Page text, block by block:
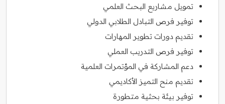
تمويل مشاريع البحث العلمي
توفير فرص التبادل الطلابي الدولي
تقديم دورات تطوير المهارات
توفير فرص التدريب العملي
دعم المشاركة في المؤتمرات العلمية
تقديم منح التميز الأكاديمي
توفير بيئة بحثية متطورة